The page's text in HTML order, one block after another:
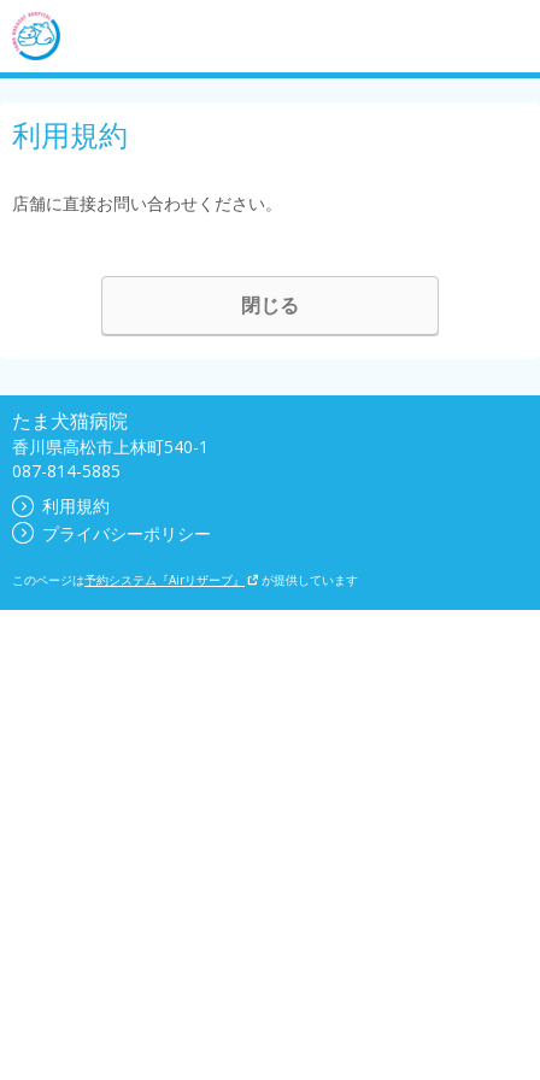
利用規約
店舗に直接お問い合わせください。
閉じる
たま犬猫病院
香川県高松市上林町540-1
087-814-5885
利用規約
プライバシーポリシー
このページは予約システム『Airリザーブ』 が提供しています